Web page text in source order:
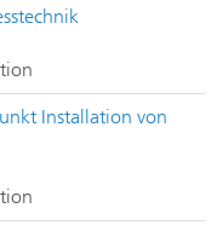
Installation von